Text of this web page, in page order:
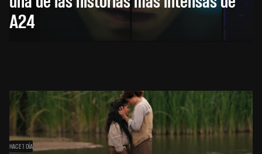
A24
HACE 1 DÍA